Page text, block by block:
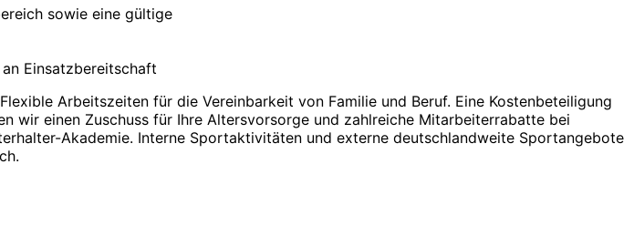
sowie eine gültige
Einsatzbereitschaft
Arbeitszeiten für die Vereinbarkeit von Familie und Beruf. Eine Kostenbeteiligung
wir einen Zuschuss für Ihre Altersvorsorge und zahlreiche Mitarbeiterrabatte bei
Akademie. Interne Sportaktivitäten und externe deutschlandweite Sportangebote